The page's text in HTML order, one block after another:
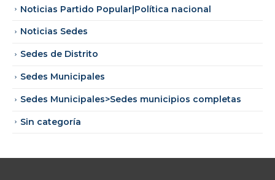
Noticias Partido Popular|Política nacional
Noticias Sedes
Sedes de Distrito
Sedes Municipales
Sedes Municipales>Sedes municipios completas
Sin categoría